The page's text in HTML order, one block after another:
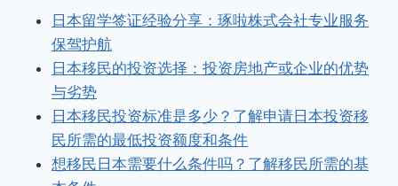
日本留学签证经验分享：琢啦株式会社专业服务
保驾护航
日本移民的投资选择：投资房地产或企业的优势
与劣势
日本移民投资标准是多少？了解申请日本投资移
民所需的最低投资额度和条件
想移民日本需要什么条件吗？了解移民所需的基